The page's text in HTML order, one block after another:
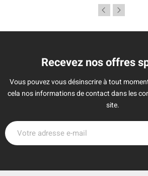
Recevez nos offres
Vous pouvez vous désinscrire à tout
cela nos informations de contact dans les
site.